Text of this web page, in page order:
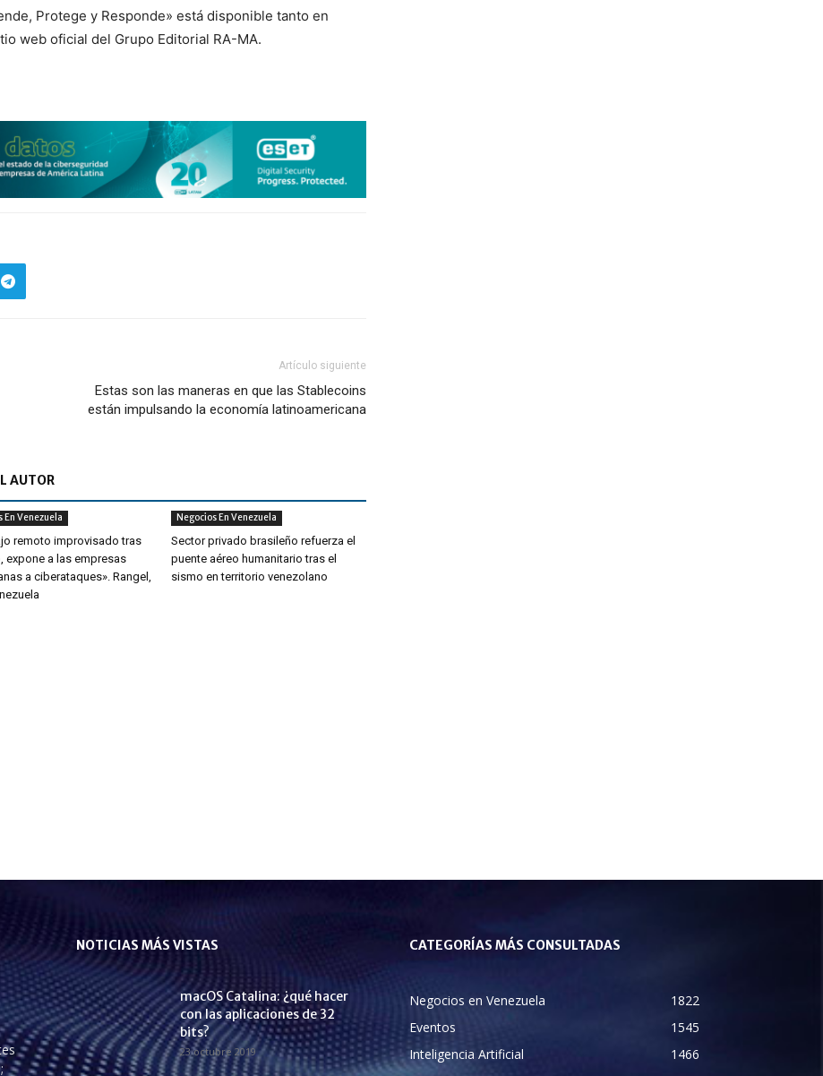
Protege y Responde» está disponible tanto en
web oficial del Grupo Editorial RA-MA.
Artículo siguiente
Estas son las maneras en que las Stablecoins
están impulsando la economía latinoamericana
AUTOR
En Venezuela
remoto improvisado tras
expone a las empresas
a ciberataques». Rangel,
Negocios En Venezuela
Sector privado brasileño refuerza el
puente aéreo humanitario tras el
sismo en territorio venezolano
NOTICIAS MÁS VISTAS
macOS Catalina: ¿qué hacer
con las aplicaciones de 32
bits?
23 octubre 2019
CATEGORÍAS MÁS CONSULTADAS
Negocios en Venezuela
1822
Eventos
1545
Inteligencia Artificial
1466